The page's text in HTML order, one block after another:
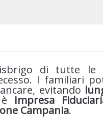
di tutte le
I familiari
evitando
Impresa
Campania.